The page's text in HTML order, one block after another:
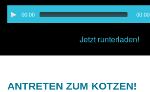
Player
00:00 00:00
Jetzt runterladen!
ANTRETEN ZUM KOTZEN!